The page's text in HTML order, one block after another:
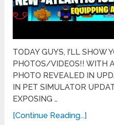
TODAY GUYS, I'LL SHOW
PHOTOS/VIDEOS!! WITH
PHOTO REVEALED IN
IN PET SIMULATOR
EXPOSING …
[Continue Reading...]